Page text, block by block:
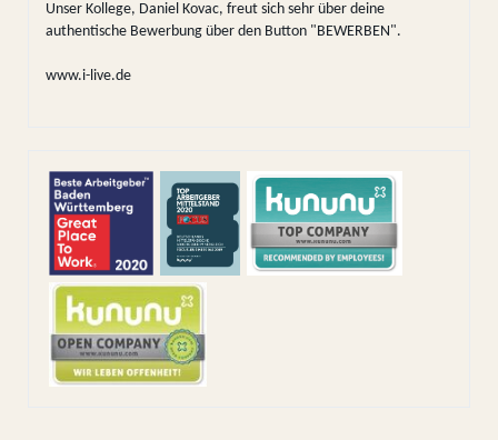
Unser Kollege, Daniel Kovac, freut sich sehr über deine
authentische Bewerbung über den Button "BEWERBEN".
www.i-live.de